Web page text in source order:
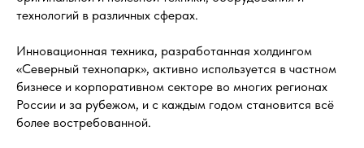
технологий в различных сферах.
Инновационная техника, разработанная холдингом
«Северный технопарк», активно используется в частном
бизнесе и корпоративном секторе во многих регионах
России и за рубежом, и с каждым годом становится всё
более востребованной.